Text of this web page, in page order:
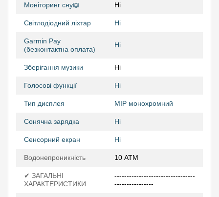
Моніторинг сну📖 Ні
Світлодіодний ліхтар Ні
Garmin Pay
(безконтактна оплата)
Ні
Зберігання музики Ні
Голосові функції Ні
Тип дисплея MIP монохромний
Сонячна зарядка Ні
Сенсорний екран Ні
Водонепроникність 10 АТМ
✔ ЗАГАЛЬНІ
ХАРАКТЕРИСТИКИ
---------------------------------
----------------